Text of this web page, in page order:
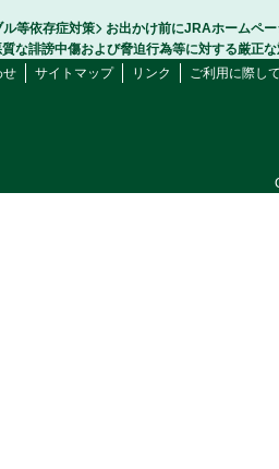
等依存症対策
お出かけ前にJRAホームペ
な誹謗中傷および脅迫行為等に対する厳正
せ
サイトマップ リンク ご利用に際し